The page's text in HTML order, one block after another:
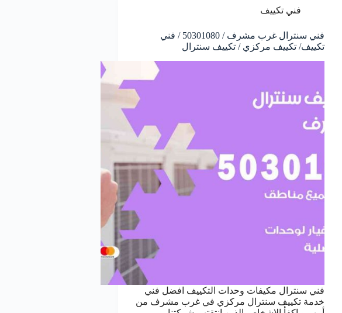
فني تكييف
فني سنترال غرب مشرف / 50301080 / فني
تكييف/ تكييف مركزي / تكييف سنترال
فني سنترال مكيفات وحدات التكييف افضل فني
خدمة تكييف سنترال مركزي في غرب مشرف من